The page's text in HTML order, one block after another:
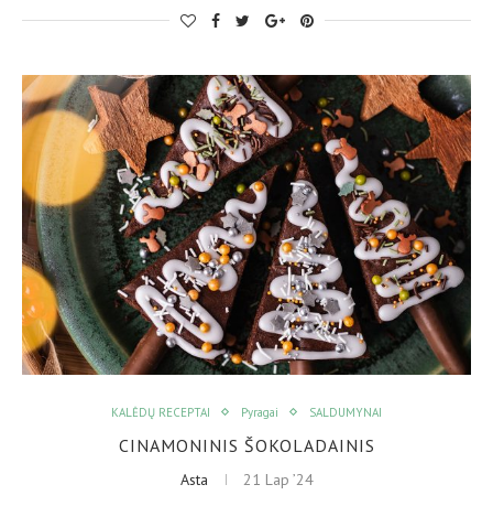
KALĖDŲ RECEPTAI Pyragai SALDUMYNAI
CINAMONINIS ŠOKOLADAINIS
Asta 21 Lap ’24